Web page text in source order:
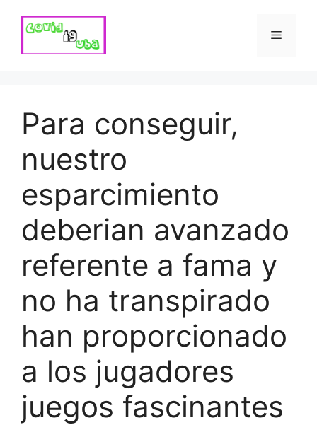
Menu
Para conseguir,
nuestro
esparcimiento
deberian avanzado
referente a fama y
no ha transpirado
han proporcionado
a los jugadores
juegos fascinantes